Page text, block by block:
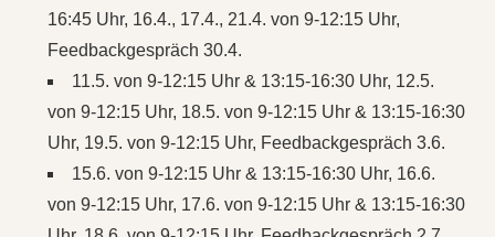
16:45 Uhr, 16.4., 17.4., 21.4. von 9-12:15 Uhr,
Feedbackgespräch 30.4.
11.5. von 9-12:15 Uhr & 13:15-16:30 Uhr, 12.5.
von 9-12:15 Uhr, 18.5. von 9-12:15 Uhr & 13:15-16:30
Uhr, 19.5. von 9-12:15 Uhr, Feedbackgespräch 3.6.
15.6. von 9-12:15 Uhr & 13:15-16:30 Uhr, 16.6.
von 9-12:15 Uhr, 17.6. von 9-12:15 Uhr & 13:15-16:30